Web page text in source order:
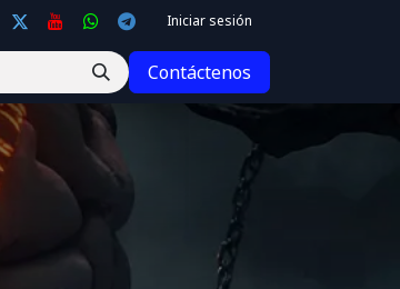
Iniciar sesión
Contáctenos